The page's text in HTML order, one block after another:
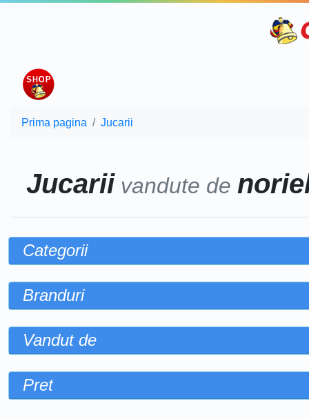
Prima pagina Jucarii
Jucariivandute de
Categorii
Branduri
Vandut de
Pret